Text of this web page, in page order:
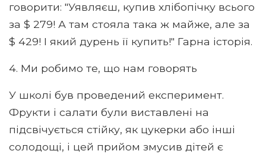
говорити: "Уявляєш, купив хлібопічку всього
за $ 279! А там стояла така ж майже, але за
$ 429! І який дурень її купить!" Гарна історія.
4. Ми робимо те, що нам говорять
У школі був проведений експеримент.
Фрукти і салати були виставлені на
підсвічується стійку, як цукерки або інші
солодощі, і цей прийом змусив дітей є